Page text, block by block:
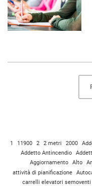
1 11900 2 2 metri 2000
Addetto Antincendio
Aggiornamento
Alto
attività di pianificazione
carrelli elevatori